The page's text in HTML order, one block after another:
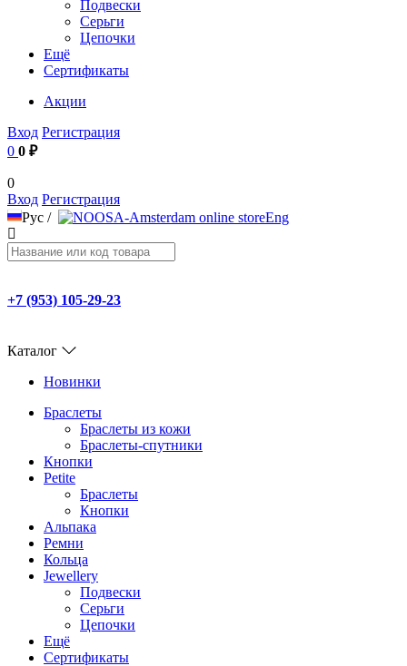
Подвески
Серьги
Цепочки
Ещё
Сертификаты
Акции
Вход Регистрация
0 0 ₽
0
Вход Регистрация
Рус / Eng
+7 (953) 105-29-23
Каталог
Новинки
Браслеты
Браслеты из кожи
Браслеты-спутники
Кнопки
Petite
Браслеты
Кнопки
Альпака
Ремни
Кольца
Jewellery
Подвески
Серьги
Цепочки
Ещё
Сертификаты